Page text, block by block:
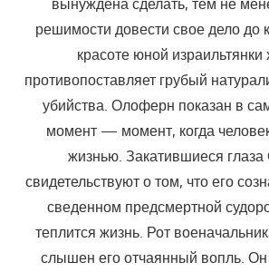
решимости довести свое дело до
красоте юной израильтянки
противопоставляет грубый
убийства. Олоферн показан в
момент — момент, когда
жизнью. Закатившиеся
свидетельствуют о том, что его
сведенном предсмертной
теплится жизнь. Рот
слышен его отчаянный вопль.